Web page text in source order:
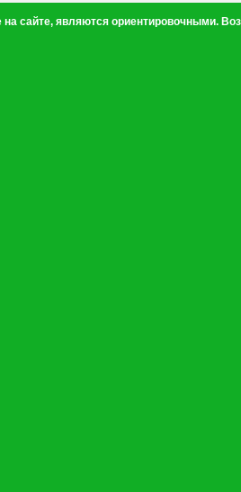
сайте, являются ориентировочными.